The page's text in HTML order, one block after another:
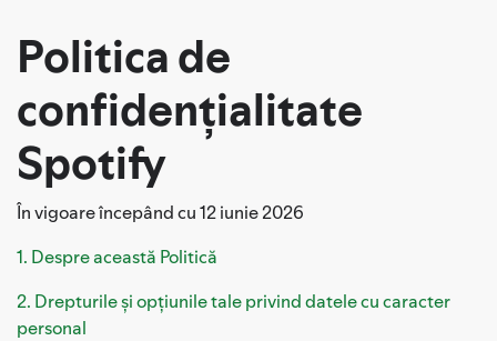
Politica de
confidențialitate
Spotify
În vigoare începând cu 12 iunie 2026
1. Despre această Politică
2. Drepturile și opțiunile tale privind datele cu caracter
personal